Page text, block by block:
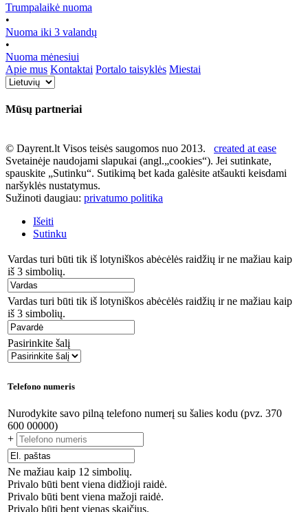
Trumpalaikė nuoma
•
Nuoma iki 3 valandų
•
Nuoma mėnesiui
Apie mus Kontaktai Portalo taisyklės Miestai
Mūsų partneriai
© Dayrent.lt Visos teisės saugomos nuo 2013. created at ease
Svetainėje naudojami slapukai (angl.„cookies“). Jei sutinkate,
spauskite „Sutinku“. Sutikimą bet kada galėsite atšaukti keisdami
naršyklės nustatymus.
Sužinoti daugiau: privatumo politika
Išeiti
Sutinku
Vardas turi būti tik iš lotyniškos abėcėlės raidžių ir ne mažiau kaip
iš 3 simbolių.
Vardas turi būti tik iš lotyniškos abėcėlės raidžių ir ne mažiau kaip
iš 3 simbolių.
Pasirinkite šalį
Telefono numeris
Nurodykite savo pilną telefono numerį su šalies kodu (pvz. 370
600 00000)
+
Ne mažiau kaip 12 simbolių.
Privalo būti bent viena didžioji raidė.
Privalo būti bent viena mažoji raidė.
Privalo būti bent vienas skaičius.